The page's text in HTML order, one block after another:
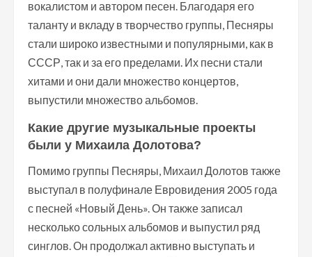
вокалистом и автором песен. Благодаря его
таланту и вкладу в творчество группы, Песняры
стали широко известными и популярными, как в
СССР, так и за его пределами. Их песни стали
хитами и они дали множество концертов,
выпустили множество альбомов.
Какие другие музыкальные проекты
были у Михаила Долотова?
Помимо группы Песняры, Михаил Долотов также
выступал в полуфинале Евровидения 2005 года
с песней «Новый День». Он также записал
несколько сольных альбомов и выпустил ряд
синглов. Он продолжал активно выступать и